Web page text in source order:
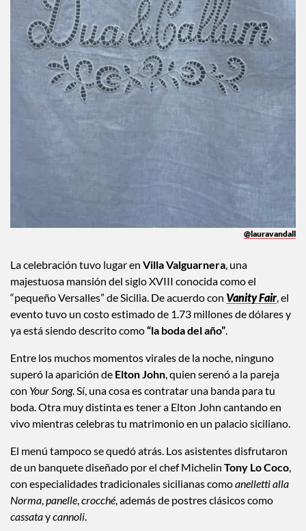
@lauravandall
La celebración tuvo lugar enVilla Valguarnera, una
majestuosa mansión del siglo XVIII conocida como el
“pequeño Versalles” de Sicilia. De acuerdo conVanity Fair
evento tuvo un costo estimado de 1.73 millones de dólares y
ya está siendo descrito como“la boda del año”.
Entre los muchos momentos virales de la noche, ninguno
superó la aparición de Elton John, quien serenó a la pareja
conYour Song. Sí, una cosa es contratar una banda para tu
boda. Otra muy distinta es tener a Elton John cantando en
vivo mientras celebras tu matrimonio en un palacio siciliano.
El menú tampoco se quedó atrás. Los asistentes disfrutaron
de un banquete diseñado por el chef Michelin